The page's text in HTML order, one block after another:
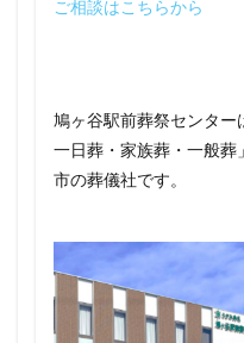
ご相談はこちらから
鳩ヶ谷駅前葬祭センター
一日葬・家族葬・一般葬
市の葬儀社です。